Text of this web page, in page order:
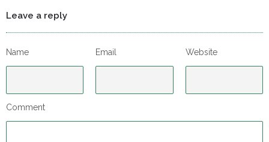
Leave a reply
Name Email Website
Comment